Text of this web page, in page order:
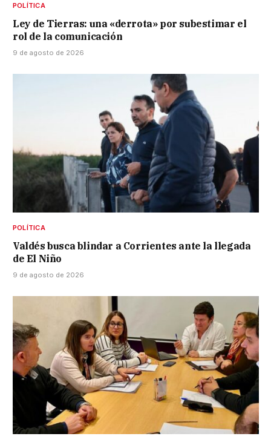
POLÍTICA
Ley de Tierras: una «derrota» por subestimar el
rol de la comunicación
9 de agosto de 2026
POLÍTICA
Valdés busca blindar a Corrientes ante la llegada
de El Niño
9 de agosto de 2026